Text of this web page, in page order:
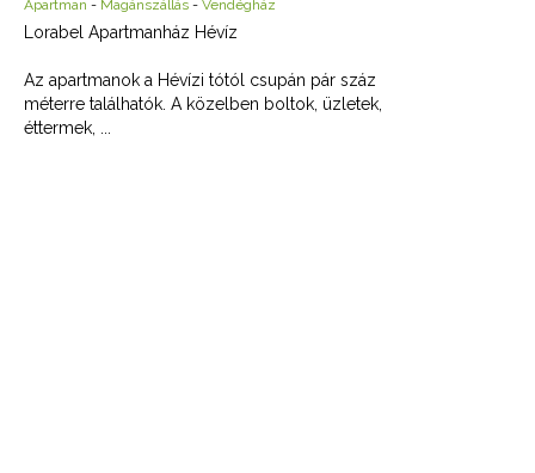
Apartman - Magánszállás - Vendégház
Lorabel Apartmanház Hévíz
Az apartmanok a Hévízi tótól csupán pár száz
méterre találhatók. A közelben boltok, üzletek,
éttermek, ...